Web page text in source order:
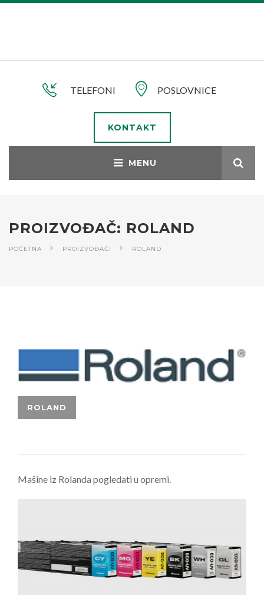
TELEFONI POSLOVNICE
KONTAKT
PROIZVOĐAČ: ROLAND
POČETNA PROIZVOĐAČI ROLAND
​Mašine iz Rolanda pogledati u opremi.